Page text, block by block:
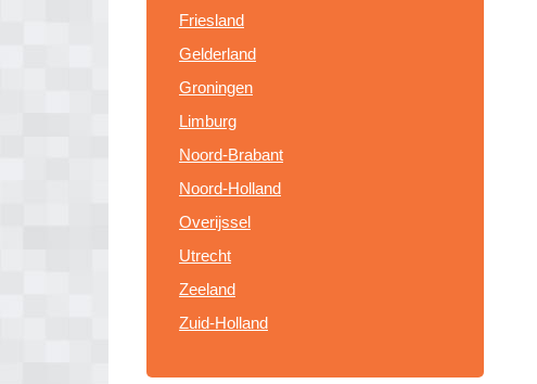
Friesland
Gelderland
Groningen
Limburg
Noord-Brabant
Noord-Holland
Overijssel
Utrecht
Zeeland
Zuid-Holland